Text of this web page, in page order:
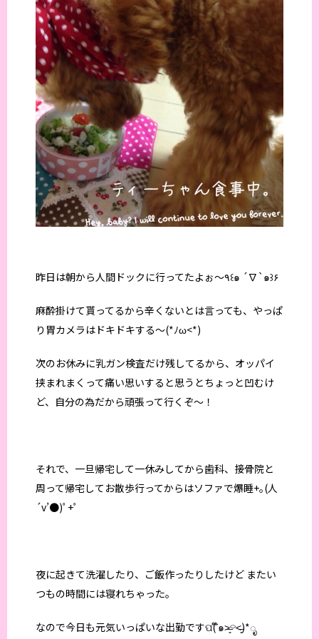
昨日は朝から人間ドックに行ってたよぉ〜٩꒰๑ ´∇`๑꒱۶
麻酔掛けて貰ってるから辛くないとは言っても、やっぱ
り胃カメラはドキドキする〜(*ﾉω<*)
次のお休みに乳ガン検査だけ残してるから、オッパイ
挟まれまくって痛い思いすると思うとちょっと凹むけ
ど、自分の為だから頑張って行くぞ〜！
それで、一旦帰宅して一休みしてから歯科、接骨院と
周って帰宅してお散歩行ってからはソファで爆睡+｡(人
´v’●)ﾟ+ﾟ
夜に起きて洗濯したり、ご飯作ったりしたけど またい
つもの時間には寝れちゃった。
なので今日も元気いっぱいな出勤ですପ( ໊๑˃̶͈⌔˂̶͈)*ೃ